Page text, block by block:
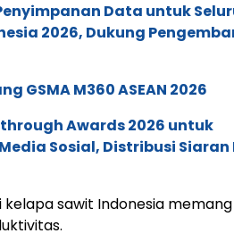
Data untuk
2026, Dukung
GSMA M360 ASEAN 2026
Awards 2026 untuk
Sosial, Distribusi Siaran
sawit Indonesia